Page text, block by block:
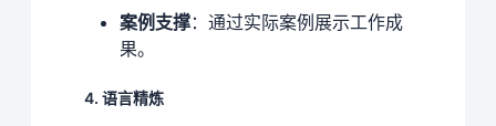
案例支撑：通过实际案例展示工作成
果。
4. 语言精炼